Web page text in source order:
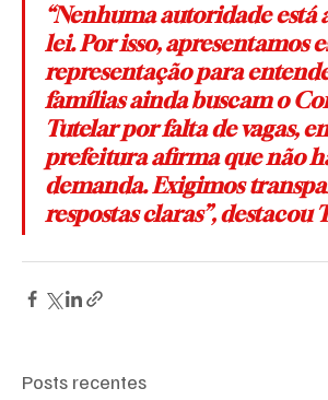
“Nenhuma autoridade está
lei. Por isso, apresentamos
representação para
famílias ainda buscam o
Tutelar por falta de vagas,
prefeitura afirma que não
demanda. Exigimos
respostas claras”, destacou
Posts recentes